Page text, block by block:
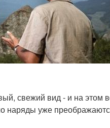
свежий вид - и на этом
наряды уже